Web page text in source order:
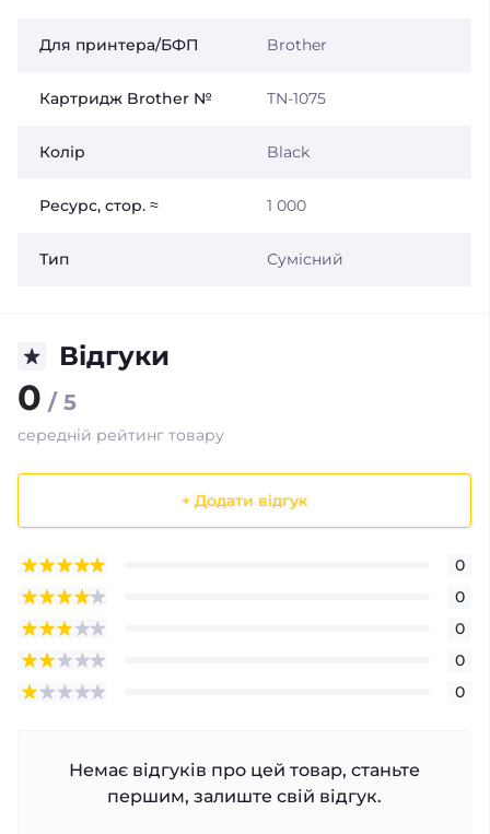
Для принтера/БФП Brother
Картридж Brother № TN-1075
Колір Black
Ресурс, стор. ≈ 1 000
Тип Сумісний
Відгуки
0 / 5
середній рейтинг товару
+ Додати відгук
0
0
0
0
0
Немає відгуків про цей товар, станьте
першим, залиште свій відгук.